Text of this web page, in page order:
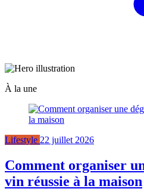
À la une
Lifestyle 22 juillet 2026
Comment organiser
vin réussie à la maison